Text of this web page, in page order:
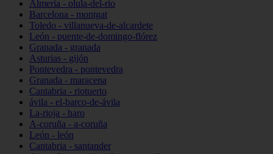
Almería - olula-del-río
Barcelona - montgat
Toledo - villanueva-de-alcardete
León - puente-de-domingo-flórez
Granada - granada
Asturias - gijón
Pontevedra - pontevedra
Granada - maracena
Cantabria - riotuerto
ávila - el-barco-de-ávila
La-rioja - haro
A-coruña - a-coruña
León - león
Cantabria - santander